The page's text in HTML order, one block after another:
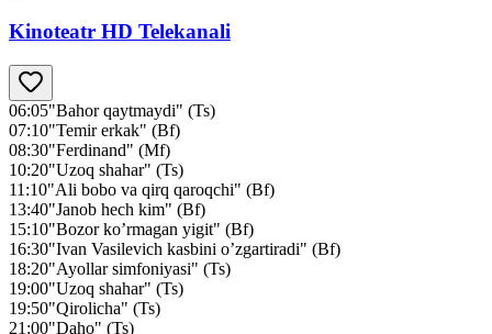
Kinoteatr HD Telekanali
06:05"Bahor qaytmaydi" (Ts)
07:10"Temir erkak" (Bf)
08:30"Ferdinand" (Mf)
10:20"Uzoq shahar" (Ts)
11:10"Ali bobo va qirq qaroqchi" (Bf)
13:40"Janob hech kim" (Bf)
15:10"Bozor ko’rmagan yigit" (Bf)
16:30"Ivan Vasilevich kasbini o’zgartiradi" (Bf)
18:20"Ayollar simfoniyasi" (Ts)
19:00"Uzoq shahar" (Ts)
19:50"Qirolicha" (Ts)
21:00"Daho" (Ts)